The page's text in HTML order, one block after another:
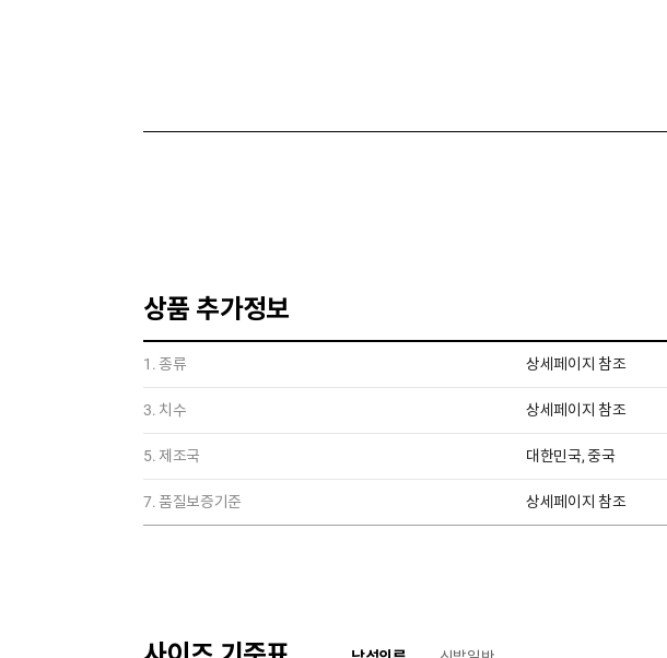
상품 추가정보
1. 종류 상세페이지 참조
3. 치수 상세페이지 참조
5. 제조국 대한민국, 중국
7. 품질보증기준 상세페이지 참조